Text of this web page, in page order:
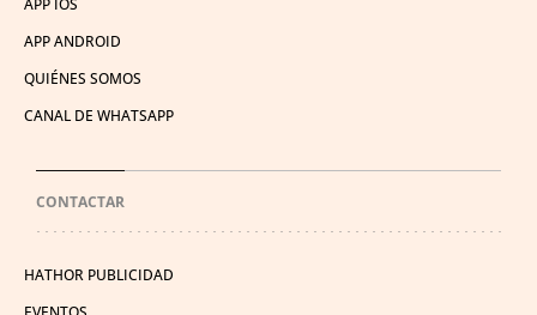
APP ANDROID
QUIÉNES SOMOS
CANAL DE WHATSAPP
CONTACTAR
HATHOR PUBLICIDAD